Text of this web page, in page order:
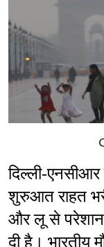
दिल्ली-
शुरुआत राहत
और लू से परेशान
दी है। भारतीय